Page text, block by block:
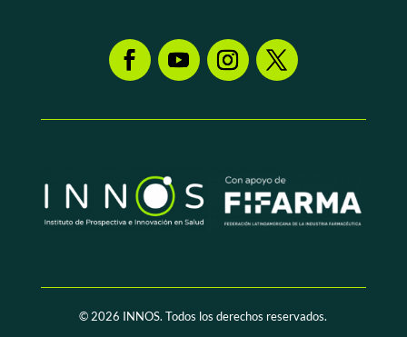
© 2026 INNOS. Todos los derechos reservados.